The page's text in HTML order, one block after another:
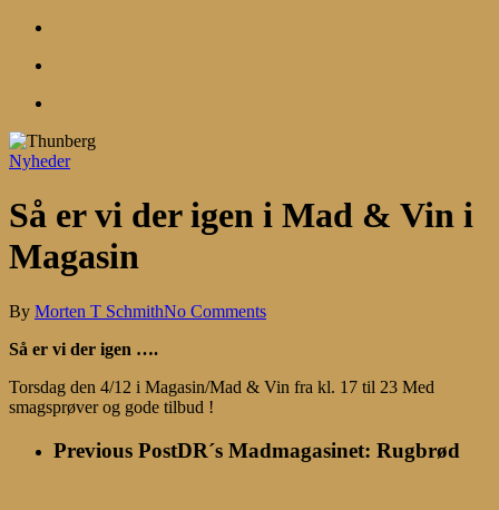
Nyheder
Så er vi der igen i Mad & Vin i
Magasin
By Morten T SchmithNo Comments
Så er vi der igen ….
Torsdag den 4/12 i Magasin/Mad & Vin fra kl. 17 til 23 Med
smagsprøver og gode tilbud !
Previous PostDR´s Madmagasinet: Rugbrød